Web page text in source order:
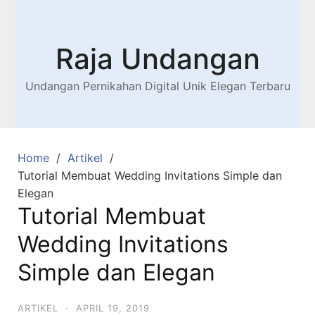
Raja Undangan
Undangan Pernikahan Digital Unik Elegan Terbaru
Home
Artikel
Tutorial Membuat Wedding Invitations Simple dan
Elegan
Tutorial Membuat
Wedding Invitations
Simple dan Elegan
ARTIKEL · APRIL 19, 2019